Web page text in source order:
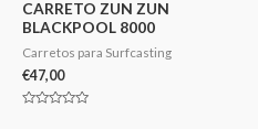
CARRETO ZUN ZUN
BLACKPOOL 8000
Carretos para Surfcasting
€47,00